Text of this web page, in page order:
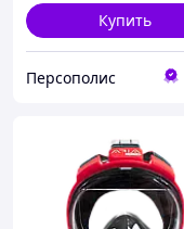
Купить
Персополис